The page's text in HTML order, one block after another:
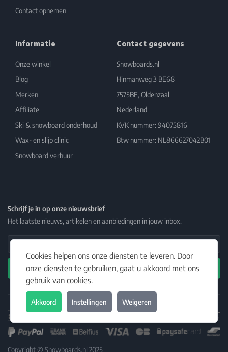
Cookies helpen ons onze diensten te leveren. Door
onze diensten te gebruiken, gaat u akkoord met ons
gebruik van cookies.
Akkoord Instellingen Weigeren
Contact opnemen
Informatie
Onze winkel
Blog
Merken
Affiliate
Ski & snowboard onderhoud
Wax- en slijp clinic
Snowboard verhuur
Contact gegevens
Snowboards.nl
Hinmanweg 3 BE68
7575BE, Oldenzaal
Nederland
KVK nummer: 94075816
Btw nummer: NL866627042B01
Schrijf je in op onze nieuwsbrief
Het laatste nieuws, artikelen en aanbiedingen in jouw inbox.
Email Address
Abonneren
Copyright © Snowboards.nl 2025